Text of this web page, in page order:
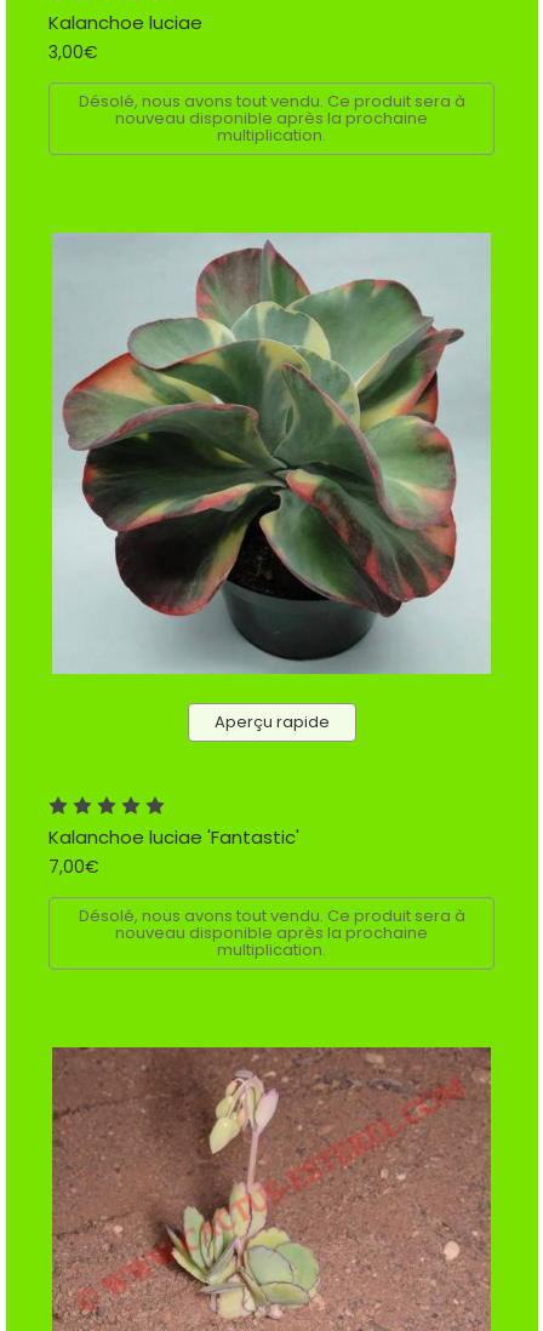
Kalanchoe luciae
3,00€
Désolé, nous avons tout vendu. Ce produit sera à
nouveau disponible après la prochaine
multiplication.
Aperçu rapide
Kalanchoe luciae 'Fantastic'
7,00€
Désolé, nous avons tout vendu. Ce produit sera à
nouveau disponible après la prochaine
multiplication.